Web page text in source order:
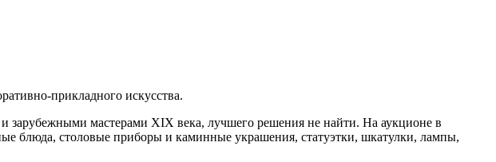
прикладного искусства.
мастерами XIX века, лучшего решения не найти. На аукционе в
блюда, столовые приборы и каминные украшения, статуэтки, шкатулки, лампы,